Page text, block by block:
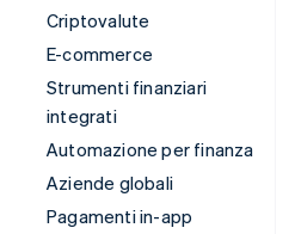
Criptovalute
E-commerce
Strumenti finanziari
integrati
Automazione per finanza
Aziende globali
Pagamenti in-app